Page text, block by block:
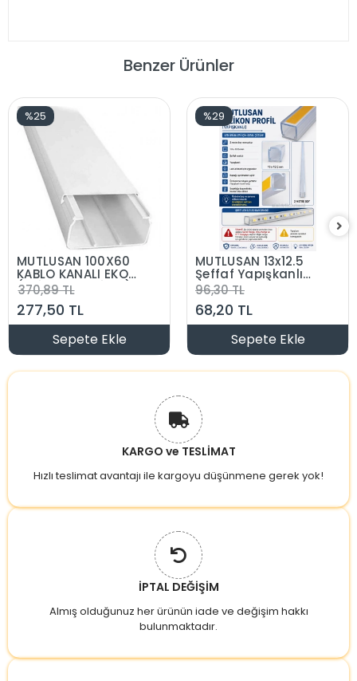
Benzer Ürünler
%25
MUTLUSAN 100X60
KABLO KANALI EKO
(PRİZ TAKILABİLEN)
370,89 TL
277,50 TL
Sepete Ekle
%29
MUTLUSAN 13x12.5
Şeffaf Yapışkanlı
Kablo Kanalı Şerit
Led İçin Plastik
Kanal
96,30 TL
68,20 TL
Sepete Ekle
KARGO ve TESLİMAT
Hızlı teslimat avantajı ile kargoyu düşünmene gerek yok!
İPTAL DEĞİŞİM
Almış olduğunuz her ürünün iade ve değişim hakkı
bulunmaktadır.